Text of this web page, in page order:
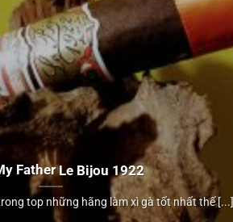
FatherLe Bijou 1922
top những hãng làm xì gà tốt nhất thế [...]